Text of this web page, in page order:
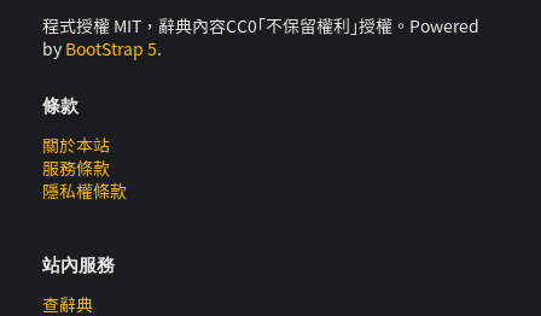
程式授權 MIT，辭典內容CC0｢不保留權利｣授權。Powered
by BootStrap 5.
條款
關於本站
服務條款
隱私權條款
站內服務
查辭典